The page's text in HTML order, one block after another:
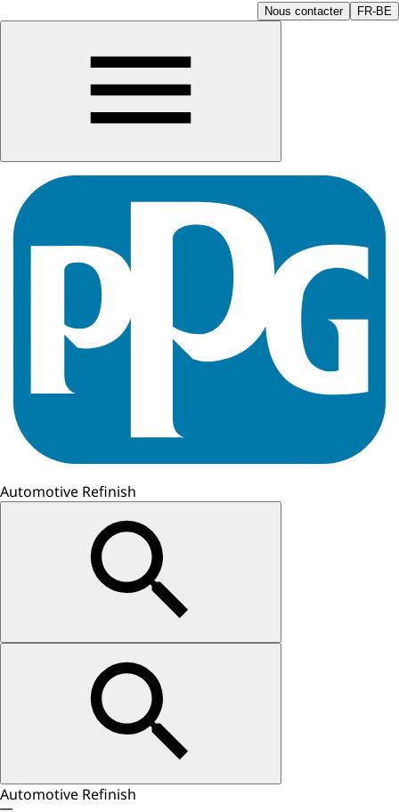
Nous contacter FR-BE
Automotive Refinish
Automotive Refinish